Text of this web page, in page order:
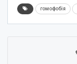
гомофобія